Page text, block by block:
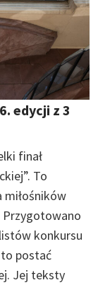
edycji z 3
finał
To
miłośników
Przygotowano
konkursu
to postać
Jej teksty